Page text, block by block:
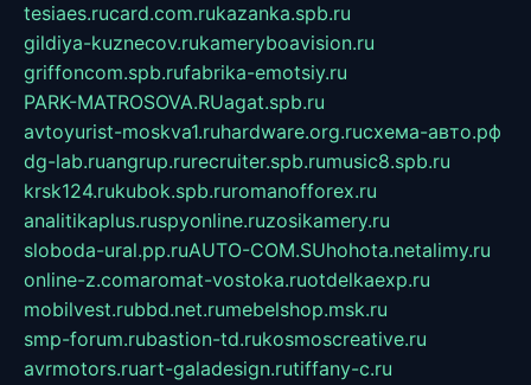
tesiaes.rucard.com.rukazanka.spb.ru
gildiya-kuznecov.rukameryboavision.ru
griffoncom.spb.rufabrika-emotsiy.ru
PARK-MATROSOVA.RUagat.spb.ru
avtoyurist-moskva1.ruhardware.org.ruсхема-авто.рф
dg-lab.ruangrup.rurecruiter.spb.rumusic8.spb.ru
krsk124.rukubok.spb.ruromanofforex.ru
analitikaplus.ruspyonline.ruzosikamery.ru
sloboda-ural.pp.ruAUTO-COM.SUhohota.netalimy.ru
online-z.comaromat-vostoka.ruotdelkaexp.ru
mobilvest.rubbd.net.rumebelshop.msk.ru
smp-forum.rubastion-td.rukosmoscreative.ru
avrmotors.ruart-galadesign.rutiffany-c.ru